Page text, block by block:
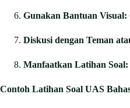
Gunakan Bantuan Visual:
Diskusi dengan Teman
Manfaatkan Latihan Soal:
Contoh Latihan Soal UAS